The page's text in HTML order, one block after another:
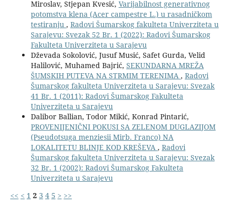
Miroslav, Stjepan Kvesić, Varijabilnost generativnog
potomstva klena (Acer campestre L.) u rasadničkom
testiranju , Radovi Šumarskog fakulteta Univerziteta u
Sarajevu: Svezak 52 Br. 1 (2022): Radovi Šumarskog
Fakulteta Univerziteta u Sarajevu
Dževada Sokolović, Jusuf Musić, Safet Gurda, Velid
Halilović, Muhamed Bajrić, SEKUNDARNA MREŽA
ŠUMSKIH PUTEVA NA STRMIM TERENIMA , Radovi
Šumarskog fakulteta Univerziteta u Sarajevu: Svezak
41 Br. 1 (2011): Radovi Šumarskog Fakulteta
Univerziteta u Sarajevu
Dalibor Ballian, Todor Mikić, Konrad Pintarić,
PROVENIJENIČNI POKUSI SA ZELENOM DUGLAZIJOM
(Pseudotsuga menziesii Mirb. Franco) NA
LOKALITETU BLINJE KOD KREŠEVA , Radovi
Šumarskog fakulteta Univerziteta u Sarajevu: Svezak
32 Br. 1 (2002): Radovi Šumarskog Fakulteta
Univerziteta u Sarajevu
<< < 1 2 3 4 5 > >>